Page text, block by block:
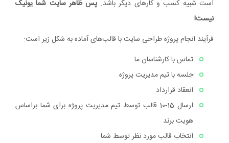
است شبیه کسب و کارهای دیگر باشد. پس ظاهر سایت شما یونیک
نیست!
فرآیند انجام پروژه طراحی سایت با قالب‌های آماده به شکل زیر است:
تماس با کارشناسان ما
جلسه با تیم مدیریت پروژه
انعقاد قرارداد
ارسال 15-10 قالب توسط تیم مدیریت پروژه برای شما براساس
هویت برند
انتخاب قالب مورد نظر توسط شما